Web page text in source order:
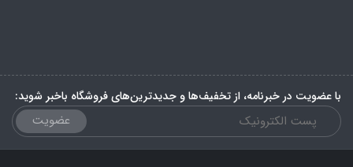
با عضویت در خبرنامه، از تخفیف‌ها و جدیدترین‌های فروشگاه باخبر شوید:
عضویت